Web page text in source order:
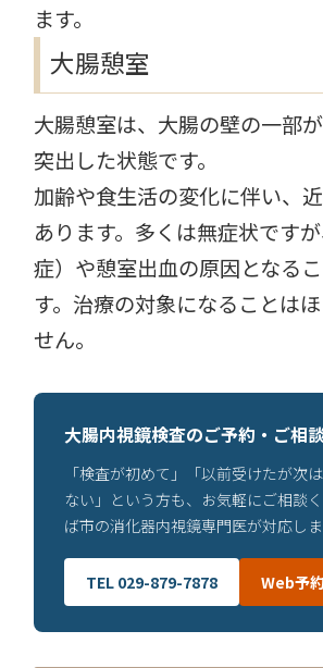
ます。
大腸憩室
大腸憩室は、大腸の壁の一部
突出した状態です。
加齢や食生活の変化に伴い、
あります。多くは無症状です
症）や憩室出血の原因となる
す。治療の対象になることは
せん。
大腸内視鏡検査のご予約・ご相
「検査が初めて」「以前受けたが次
ない」という方も、お気軽にご相談
ば市の消化器内視鏡専門医が対応しま
TEL 029-879-7878 Web予